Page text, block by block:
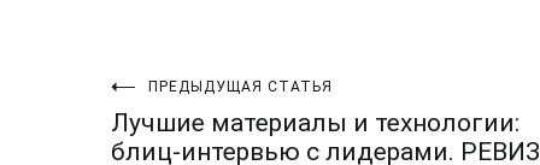
Навигация
ПРЕДЫДУЩАЯ СТАТЬЯ
Лучшие материалы и технологии:
блиц-интервью с лидерами.